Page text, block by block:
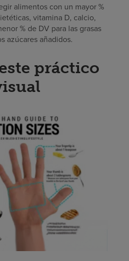
alimentos con un mayor %
vitamina D, calcio,
% de DV para las grasas
azúcares añadidos.
práctico